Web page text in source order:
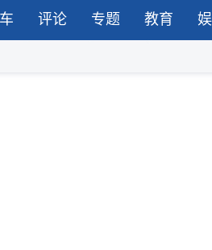
评论 专题 教育